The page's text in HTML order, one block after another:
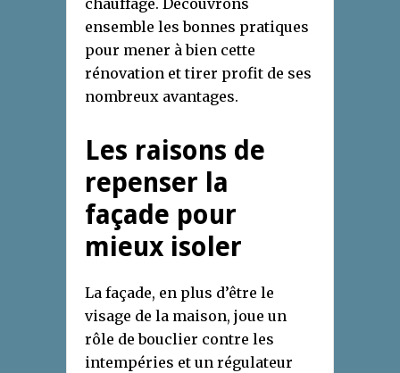
chauffage. Découvrons
ensemble les bonnes pratiques
pour mener à bien cette
rénovation et tirer profit de ses
nombreux avantages.
Les raisons de
repenser la
façade pour
mieux isoler
La façade, en plus d’être le
visage de la maison, joue un
rôle de bouclier contre les
intempéries et un régulateur